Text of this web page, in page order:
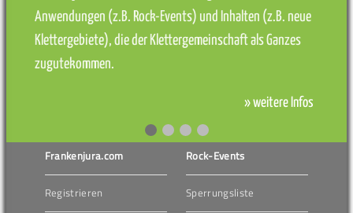
Anwendungen (z.B. Rock-Events) und Inhalten (z.B. neue
Klettergebiete), die der Klettergemeinschaft als Ganzes
zugutekommen.
» weitere Infos
Frankenjura.com
Registrieren
Rock-Events
Sperrungsliste